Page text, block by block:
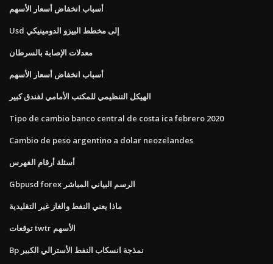
أسباب انخفاض أسعار الأسهم
Usd إلى مخطط البيزو الدومينيكي
معدلات الإصابة بالسرطان
أسباب انخفاض أسعار الأسهم
الهيكل التنظيمي للمكتب الأمامي لفندق كبير
Tipo de cambio banco central de costa ica febrero 2020
Cambio de peso argentino a dolar neozelandes
أسئلة أرقام الفهرس
Gbpusd forex الرسم البياني المباشر
ماذا يعني النفط والغاز غير التقليدية
توقعات twtr الأسهم
Bp نمذجة انسكاب النفط الأسترالي الكبير